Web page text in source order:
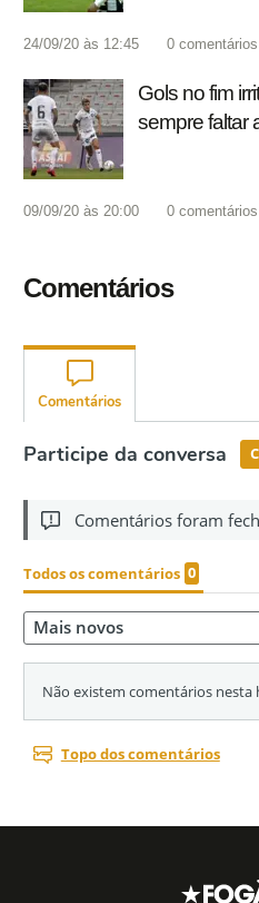
24/09/20 às 12:45 0 comentários
Gols no fim
sempre faltar
09/09/20 às 20:00 0 comentários
Comentários